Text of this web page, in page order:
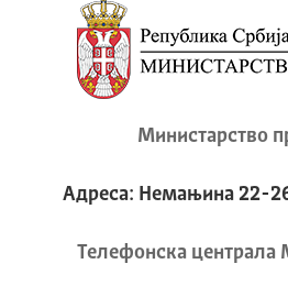
Министарство
Адреса: Немањина 22-
Телeфонска централа